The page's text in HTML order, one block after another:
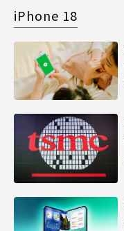
iPhone 18